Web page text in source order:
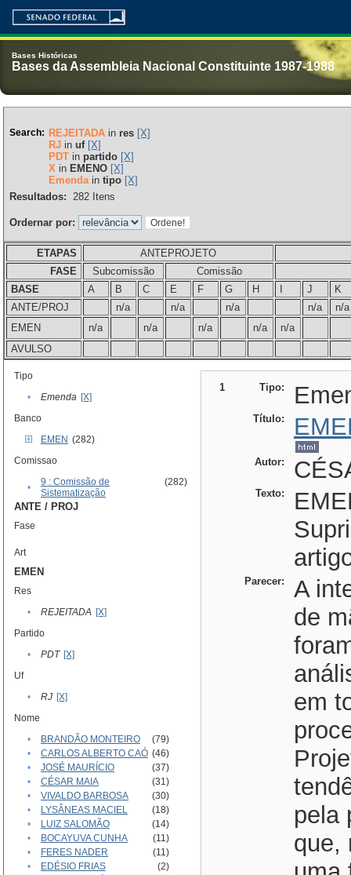
Bases Históricas
Bases da Assembleia Nacional Constituinte 1987-1988
Search: REJEITADAin res [X]
RJin uf [X]
PDTin partido [X]
Xin EMENO [X]
Emendain tipo [X]
Resultados: 282Itens
Ordernar por:
ETAPAS
ANTEPROJETO
FASE
Subcomissão
Comissão
BASE
A B C E F G H J
K
ANTE/PROJ
n/a n/a n/a n/a
n/a
EMEN
n/a n/a n/a n/a
n/a
AVULSO
Tipo
•
Emenda [X]
Banco
EMEN (282)
Comissao
•
9 : Comissão de
Sistematização
(282)
ANTE / PROJ
Fase
Art
EMEN
Res
•
REJEITADA [X]
Partido
•
PDT [X]
Uf
•
RJ [X]
Nome
•
BRANDÃO MONTEIRO
(79)
•
CARLOS ALBERTO CAÓ (46)
•
JOSÉ MAURÍCIO
(37)
•
CÉSAR MAIA
(31)
•
VIVALDO BARBOSA
(30)
•
LYSÂNEAS MACIEL
(18)
•
LUIZ SALOMÃO
(14)
•
BOCAYUVA CUNHA
(11)
•
FERES NADER
(11)
•
EDÉSIO FRIAS
(2)
1 Tipo:
Título:
Autor:
Texto:
Parecer:
A
de
em
pela
que,